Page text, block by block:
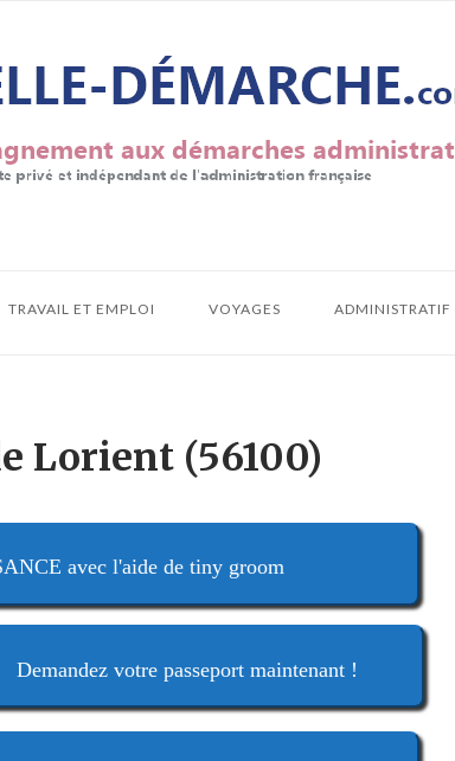
TRAVAIL ET EMPLOI VOYAGES ADMINISTRATIF
Lorient (56100)
avec l'aide de tiny groom
Demandez votre passeport maintenant !